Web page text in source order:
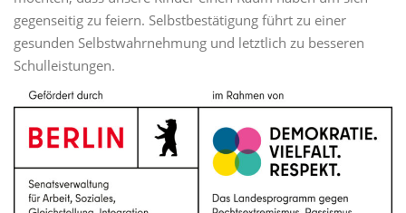
gegenseitig zu feiern. Selbstbestätigung führt zu einer
gesunden Selbstwahrnehmung und letztlich zu besseren
Schulleistungen.